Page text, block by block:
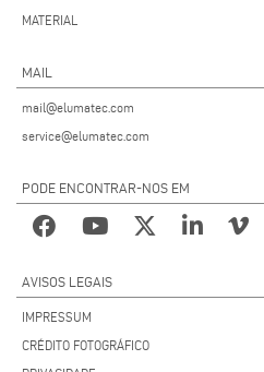
MATERIAL
MAIL
mail@elumatec.com
service@elumatec.com
PODE ENCONTRAR-NOS EM
AVISOS LEGAIS
IMPRESSUM
CRÉDITO FOTOGRÁFICO